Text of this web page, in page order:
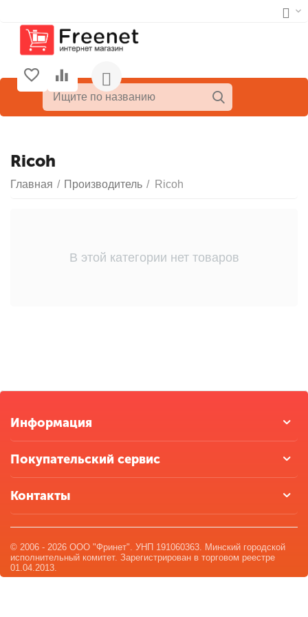
Ricoh
Главная / Производитель / Ricoh
В этой категории нет товаров
Информация
Покупательский сервис
Контакты
© 2006 - 2026 ООО "Фринет". УНП 191060363. Минский городской
исполнительный комитет. Зарегистрирован в торговом реестре
01.04.2013.